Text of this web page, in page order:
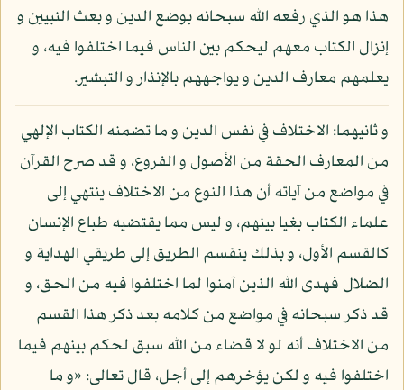
هذا هو الذي رفعه الله سبحانه بوضع الدين و بعث النبيين و
إنزال الكتاب معهم ليحكم بين الناس فيما اختلفوا فيه، و
يعلمهم معارف الدين و يواجههم بالإنذار و التبشير.
و ثانيهما: الاختلاف في نفس الدين و ما تضمنه الكتاب الإلهي
من المعارف الحقة من الأصول و الفروع، و قد صرح القرآن
في مواضع من آياته أن هذا النوع من الاختلاف ينتهي إلى
علماء الكتاب بغيا بينهم، و ليس مما يقتضيه طباع الإنسان
كالقسم الأول، و بذلك ينقسم الطريق إلى طريقي الهداية و
الضلال فهدى الله الذين آمنوا لما اختلفوا فيه من الحق، و
قد ذكر سبحانه في مواضع من كلامه بعد ذكر هذا القسم
من الاختلاف أنه لو لا قضاء من الله سبق لحكم بينهم فيما
اختلفوا فيه و لكن يؤخرهم إلى أجل، قال تعالى: «و ما